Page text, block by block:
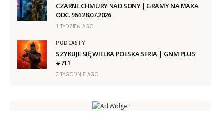
CZARNE CHMURY NAD SONY | GRAMY NA MAXA
ODC. 964 28.07.2026
1 TYDZIEŃ AGO
PODCASTY
SZYKUJE SIĘ WIELKA POLSKA SERIA | GNM PLUS
#711
2 TYGODNIE AGO